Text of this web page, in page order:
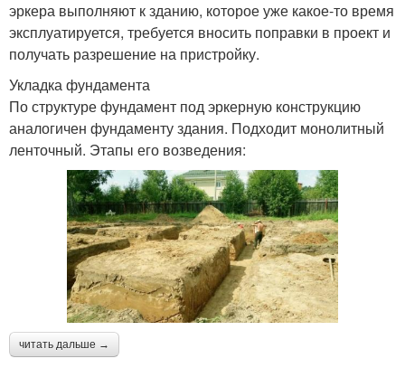
эркера выполняют к зданию, которое уже какое-то время
эксплуатируется, требуется вносить поправки в проект и
получать разрешение на пристройку.
Укладка фундамента
По структуре фундамент под эркерную конструкцию
аналогичен фундаменту здания. Подходит монолитный
ленточный. Этапы его возведения:
читать дальше →